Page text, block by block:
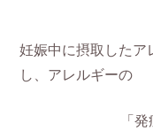
妊娠中に摂取したア
し、アレルギーの
「